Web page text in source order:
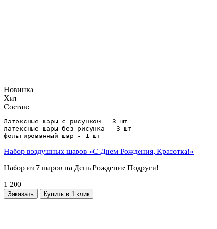
Новинка
Хит
Состав:
Латексные шары с рисунком - 3 шт
латексные шары без рисунка - 3 шт
фольгированный шар - 1 шт
Набор воздушных шаров «С Днем Рождения, Красотка!»
Набор из 7 шаров на День Рождение Подруги!
1 200
Заказать Купить в 1 клик